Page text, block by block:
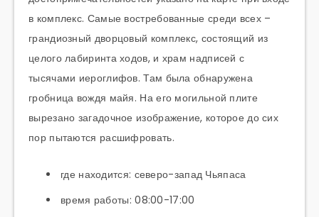
в комплекс. Самые востребованные среди всех –
грандиозный дворцовый комплекс, состоящий из
целого лабиринта ходов, и храм надписей с
тысячами иероглифов. Там была обнаружена
гробница вождя майя. На его могильной плите
вырезано загадочное изображение, которое до сих
пор пытаются расшифровать.
где находится: северо-запад Чьяпаса
время работы: 08:00-17:00